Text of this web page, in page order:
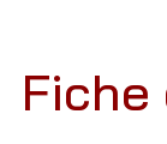
Fiche